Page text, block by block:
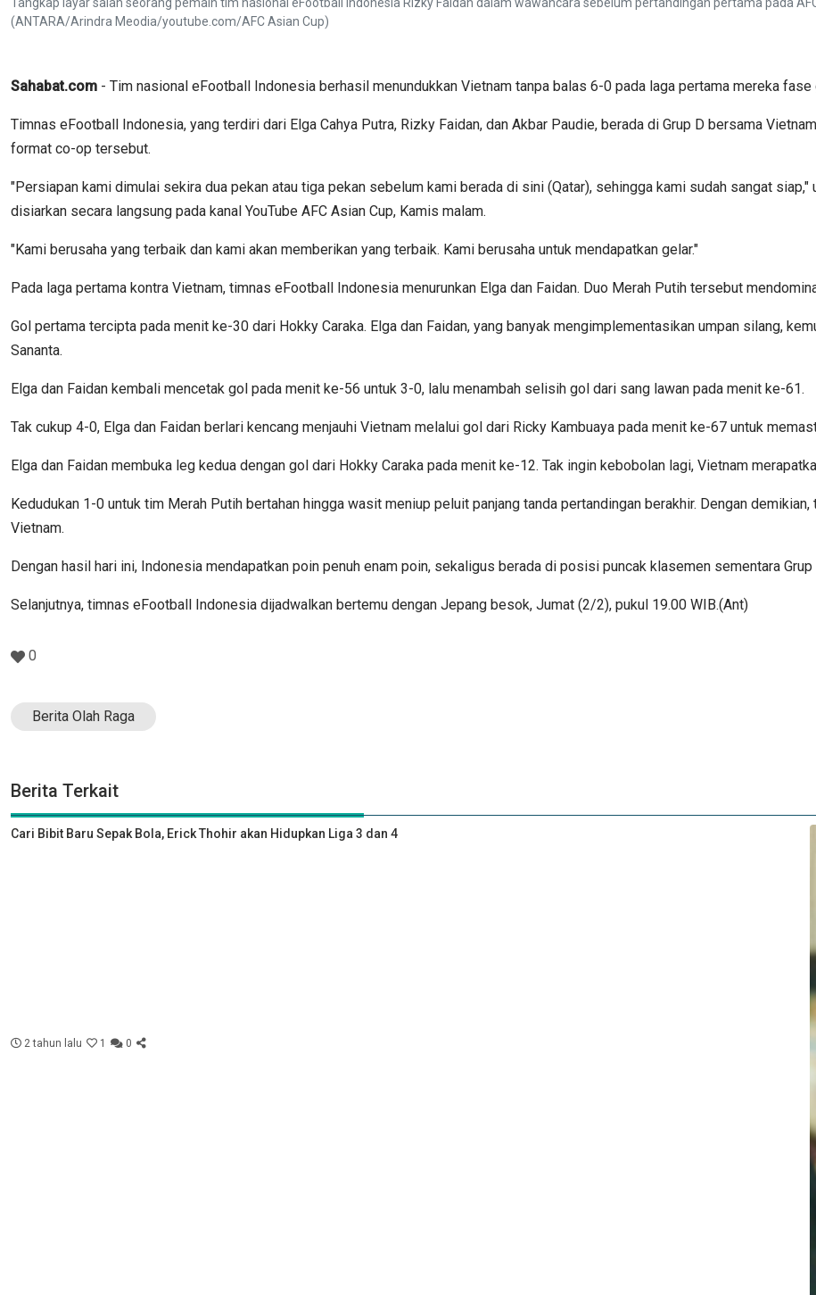
Tangkap layar salah seorang pemain tim nasional eFootball Indonesia Rizky Faidan dalam wawancara sebelum pertandingan pertama pada
(ANTARA/Arindra Meodia/youtube.com/AFC Asian Cup)
Sahabat.com - Tim nasional eFootball Indonesia berhasil menundukkan Vietnam tanpa balas 6-0 pada laga pertama mereka fase
Timnas eFootball Indonesia, yang terdiri dari Elga Cahya Putra, Rizky Faidan, dan Akbar Paudie, berada di Grup D bersama
format co-op tersebut.
"Persiapan kami dimulai sekira dua pekan atau tiga pekan sebelum kami berada di sini (Qatar), sehingga kami sudah sangat
disiarkan secara langsung pada kanal YouTube AFC Asian Cup, Kamis malam.
"Kami berusaha yang terbaik dan kami akan memberikan yang terbaik. Kami berusaha untuk mendapatkan gelar."
Pada laga pertama kontra Vietnam, timnas eFootball Indonesia menurunkan Elga dan Faidan. Duo Merah Putih tersebut
Gol pertama tercipta pada menit ke-30 dari Hokky Caraka. Elga dan Faidan, yang banyak mengimplementasikan umpan silang,
Sananta.
Elga dan Faidan kembali mencetak gol pada menit ke-56 untuk 3-0, lalu menambah selisih gol dari sang lawan pada menit ke-61.
Tak cukup 4-0, Elga dan Faidan berlari kencang menjauhi Vietnam melalui gol dari Ricky Kambuaya pada menit ke-67 untuk
Elga dan Faidan membuka leg kedua dengan gol dari Hokky Caraka pada menit ke-12. Tak ingin kebobolan lagi, Vietnam
Kedudukan 1-0 untuk tim Merah Putih bertahan hingga wasit meniup peluit panjang tanda pertandingan berakhir. Dengan
Vietnam.
Dengan hasil hari ini, Indonesia mendapatkan poin penuh enam poin, sekaligus berada di posisi puncak klasemen sementara Grup
Selanjutnya, timnas eFootball Indonesia dijadwalkan bertemu dengan Jepang besok, Jumat (2/2), pukul 19.00 WIB.(Ant)
0
Berita Olah Raga
Berita Terkait
Cari Bibit Baru Sepak Bola, Erick Thohir akan Hidupkan Liga 3 dan 4
2 tahun lalu 1 0